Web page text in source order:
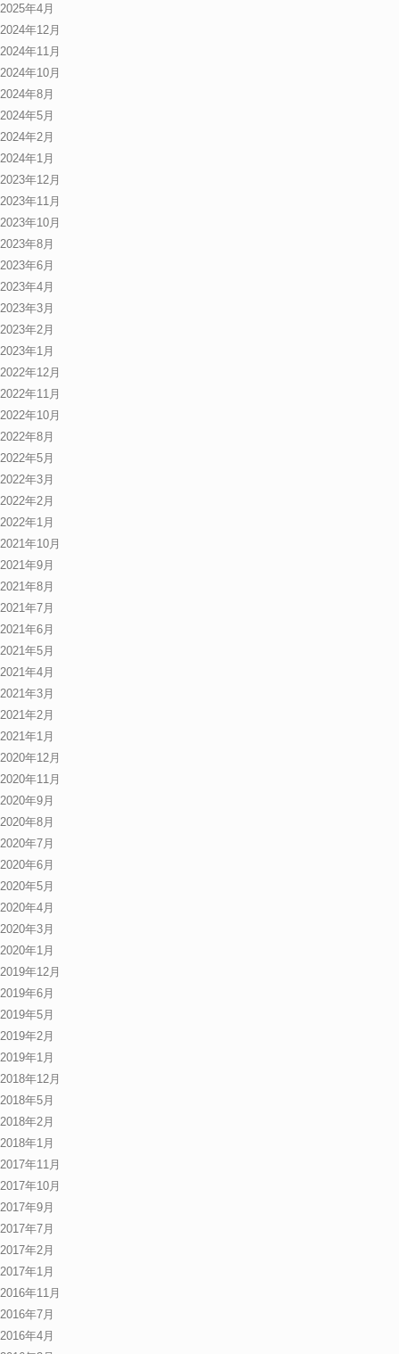
2025年4月
2024年12月
2024年11月
2024年10月
2024年8月
2024年5月
2024年2月
2024年1月
2023年12月
2023年11月
2023年10月
2023年8月
2023年6月
2023年4月
2023年3月
2023年2月
2023年1月
2022年12月
2022年11月
2022年10月
2022年8月
2022年5月
2022年3月
2022年2月
2022年1月
2021年10月
2021年9月
2021年8月
2021年7月
2021年6月
2021年5月
2021年4月
2021年3月
2021年2月
2021年1月
2020年12月
2020年11月
2020年9月
2020年8月
2020年7月
2020年6月
2020年5月
2020年4月
2020年3月
2020年1月
2019年12月
2019年6月
2019年5月
2019年2月
2019年1月
2018年12月
2018年5月
2018年2月
2018年1月
2017年11月
2017年10月
2017年9月
2017年7月
2017年2月
2017年1月
2016年11月
2016年7月
2016年4月